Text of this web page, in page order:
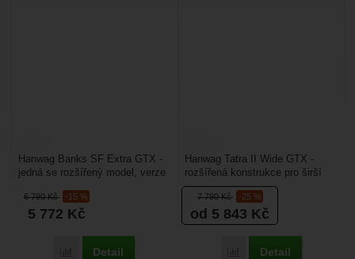
6 790Kč -15 %
5 772 Kč
Porovnat
Detail
Hanwag Banks SF Extra GTX -
jedná se rozšířený model, verze
širší chodidla,...
7 790Kč -25 %
od 5 843 Kč
Porovnat
Detail
Hanwag Tatra II Wide GTX -
rozšířená konstrukce pro širší
chodidlo, jsou určené obtížného
terénu. Jsou...